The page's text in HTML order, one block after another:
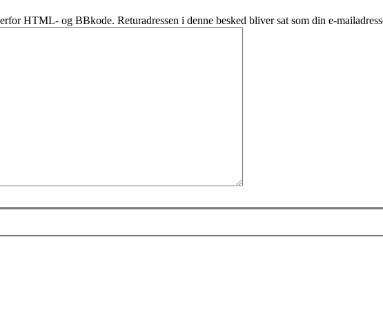
HTML- og BBkode. Returadressen i denne besked bliver sat som din e-